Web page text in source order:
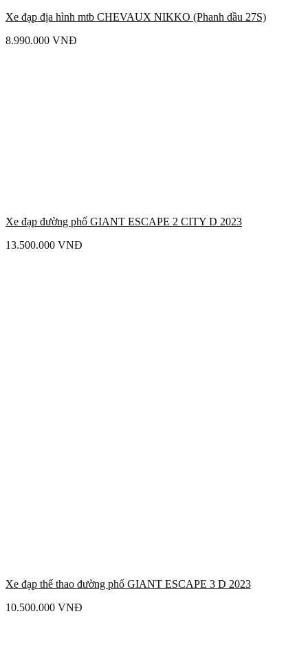
Xe đạp địa hình mtb CHEVAUX NIKKO (Phanh dầu 27S)
8.990.000 VNĐ
Xe đạp đường phố GIANT ESCAPE 2 CITY D 2023
13.500.000 VNĐ
Xe đạp thể thao đường phố GIANT ESCAPE 3 D 2023
10.500.000 VNĐ